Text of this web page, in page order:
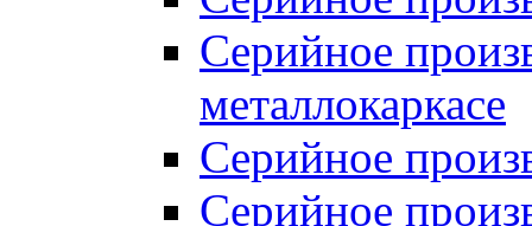
Серийное
металлокаркасе
Серийное
Серийное